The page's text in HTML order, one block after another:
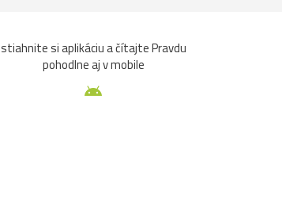
stiahnite si aplikáciu a čítajte Pravdu
pohodlne aj v mobile